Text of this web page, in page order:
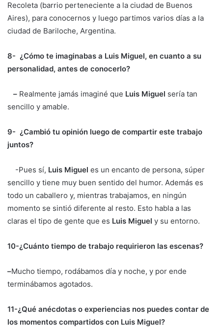
Recoleta (barrio perteneciente a la ciudad de Buenos
Aires), para conocernos y luego partimos varios días a la
ciudad de Bariloche, Argentina.
8- ¿Cómo te imaginabas a Luis Miguel, en cuanto a su
personalidad, antes de conocerlo?
– Realmente jamás imaginé que Luis Miguel sería tan
sencillo y amable.
9- ¿Cambió tu opinión luego de compartir este trabajo
juntos?
-Pues sí, Luis Miguel es un encanto de persona, súper
sencillo y tiene muy buen sentido del humor. Además es
todo un caballero y, mientras trabajamos, en ningún
momento se sintió diferente al resto. Esto habla a las
claras el tipo de gente que es Luis Miguel y su entorno.
10-¿Cuánto tiempo de trabajo requirieron las escenas?
–Mucho tiempo, rodábamos día y noche, y por ende
terminábamos agotados.
11-¿Qué anécdotas o experiencias nos puedes contar de
los momentos compartidos con Luis Miguel?